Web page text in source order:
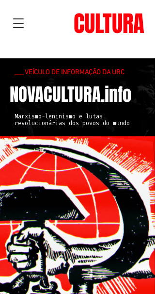
CULTURA
___ VEÍCULO DE INFORMAÇÃO DA URC
NOVACULTURA.info
Marxismo-leninismo e lutas
revolucionárias dos povos do mundo